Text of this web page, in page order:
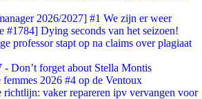
2026/2027] #1 We zijn er weer
#1784] Dying seconds van het seizoen!
professor stapt op na claims over plagiaat
- Don’t forget about Stella Montis
femmes 2026 #4 op de Ventoux
richtlijn: vaker repareren ipv vervangen voor